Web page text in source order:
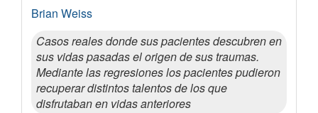
Brian Weiss
Casos reales donde sus pacientes descubren en
sus vidas pasadas el origen de sus traumas.
Mediante las regresiones los pacientes pudieron
recuperar distintos talentos de los que
disfrutaban en vidas anteriores